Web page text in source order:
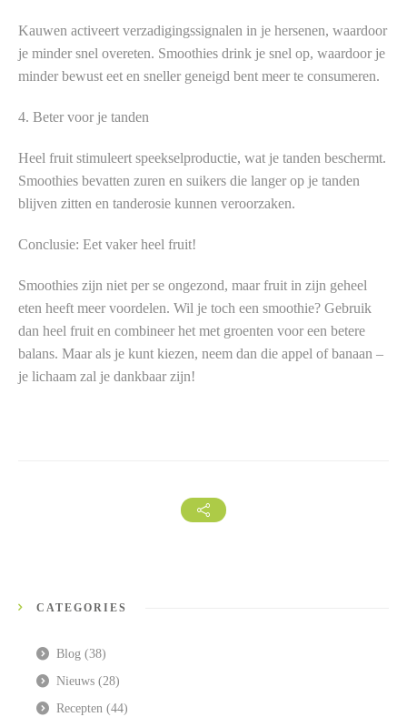
Kauwen activeert verzadigingssignalen in je hersenen, waardoor
je minder snel overeten. Smoothies drink je snel op, waardoor je
minder bewust eet en sneller geneigd bent meer te consumeren.
4. Beter voor je tanden
Heel fruit stimuleert speekselproductie, wat je tanden beschermt.
Smoothies bevatten zuren en suikers die langer op je tanden
blijven zitten en tanderosie kunnen veroorzaken.
Conclusie: Eet vaker heel fruit!
Smoothies zijn niet per se ongezond, maar fruit in zijn geheel
eten heeft meer voordelen. Wil je toch een smoothie? Gebruik
dan heel fruit en combineer het met groenten voor een betere
balans. Maar als je kunt kiezen, neem dan die appel of banaan –
je lichaam zal je dankbaar zijn!
CATEGORIES
Blog (38)
Nieuws (28)
Recepten (44)